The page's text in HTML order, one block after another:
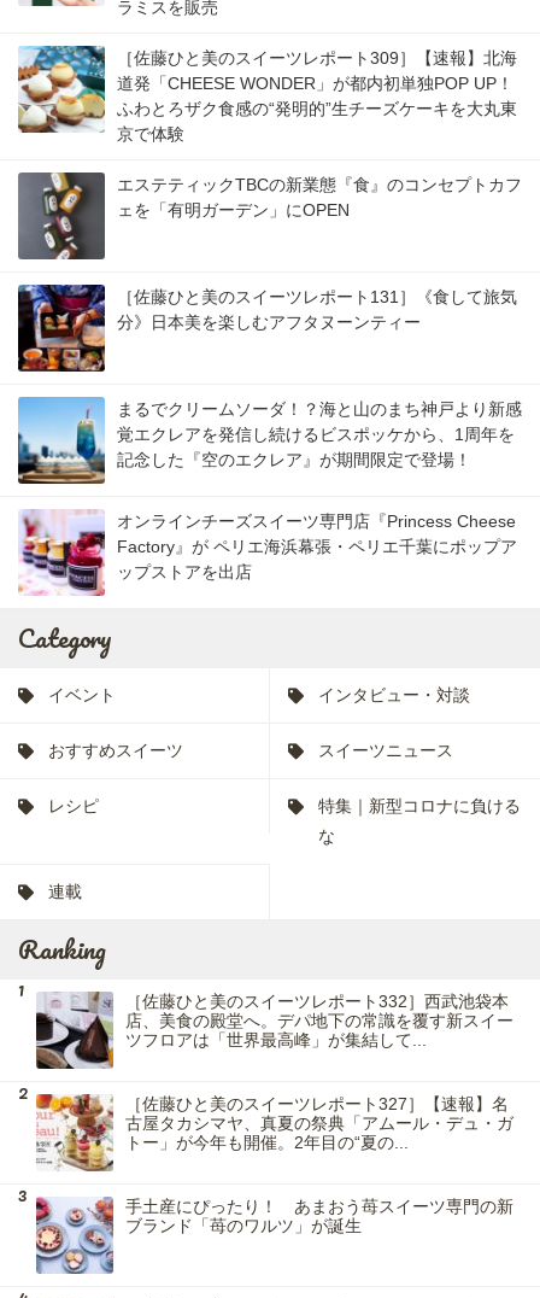
ラミスを販売
［佐藤ひと美のスイーツレポート309］【速報】北海
道発「CHEESE WONDER」が都内初単独POP UP！
ふわとろザク食感の“発明的”生チーズケーキを大丸東
京で体験
エステティックTBCの新業態『食』のコンセプトカフ
ェを「有明ガーデン」にOPEN
［佐藤ひと美のスイーツレポート131］《食して旅気
分》日本美を楽しむアフタヌーンティー
まるでクリームソーダ！？海と山のまち神戸より新感
覚エクレアを発信し続けるビスポッケから、1周年を
記念した『空のエクレア』が期間限定で登場！
オンラインチーズスイーツ専門店『Princess Cheese
Factory』が ペリエ海浜幕張・ペリエ千葉にポップア
ップストアを出店
Category
イベント インタビュー・対談
おすすめスイーツ スイーツニュース
レシピ
特集｜新型コロナに負ける
な
連載
Ranking
［佐藤ひと美のスイーツレポート332］西武池袋本
店、美食の殿堂へ。デパ地下の常識を覆す新スイー
ツフロアは「世界最高峰」が集結して...
［佐藤ひと美のスイーツレポート327］【速報】名
古屋タカシマヤ、真夏の祭典「アムール・デュ・ガ
トー」が今年も開催。2年目の“夏の...
手土産にぴったり！ あまおう苺スイーツ専門の新
ブランド「苺のワルツ」が誕生